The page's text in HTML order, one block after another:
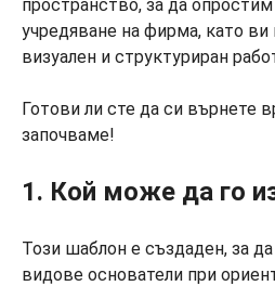
пространство, за да
учредяване на фирма, като
визуален и структуриран
Готови ли сте да си върнете
започваме!
1. Кой може да го
Този шаблон е създаден, за
видове основатели при